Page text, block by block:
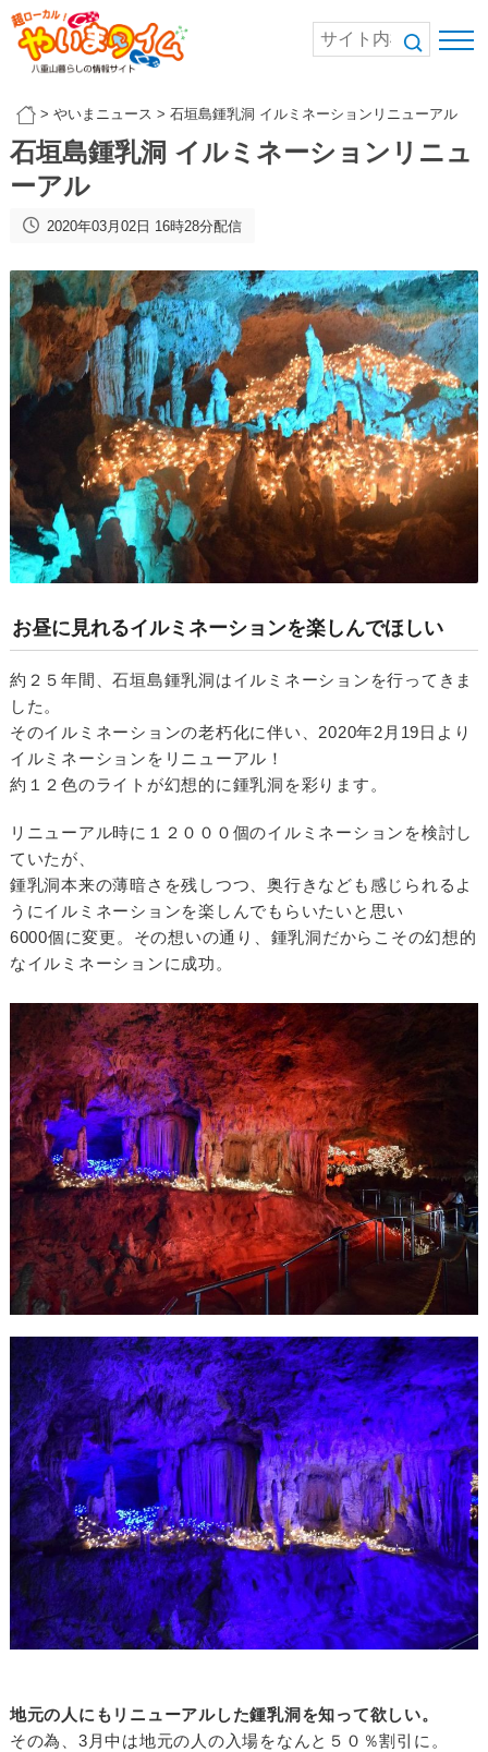
> やいまニュース > 石垣島鍾乳洞 イルミネーションリニューアル
石垣島鍾乳洞 イルミネーションリニュ
ーアル
2020年03月02日 16時28分配信
お昼に見れるイルミネーションを楽しんでほしい
約２５年間、石垣島鍾乳洞はイルミネーションを行ってきま
した。
そのイルミネーションの老朽化に伴い、2020年2月19日より
イルミネーションをリニューアル！
約１２色のライトが幻想的に鍾乳洞を彩ります。
リニューアル時に１２０００個のイルミネーションを検討し
ていたが、
鍾乳洞本来の薄暗さを残しつつ、奥行きなども感じられるよ
うにイルミネーションを楽しんでもらいたいと思い
6000個に変更。その想いの通り、鍾乳洞だからこその幻想的
なイルミネーションに成功。
地元の人にもリニューアルした鍾乳洞を知って欲しい。
その為、3月中は地元の人の入場をなんと５０％割引に。